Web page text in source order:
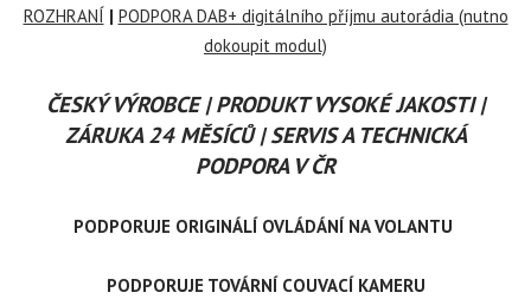
ROZHRANÍ | PODPORA DAB+ digitálního příjmu autorádia (nutno
dokoupit modul)
ČESKÝ VÝROBCE | PRODUKT VYSOKÉ JAKOSTI |
ZÁRUKA 24 MĚSÍCŮ | SERVIS A TECHNICKÁ
PODPORA V ČR
PODPORUJE ORIGINÁLÍ OVLÁDÁNÍ NA VOLANTU
PODPORUJE TOVÁRNÍ COUVACÍ KAMERU